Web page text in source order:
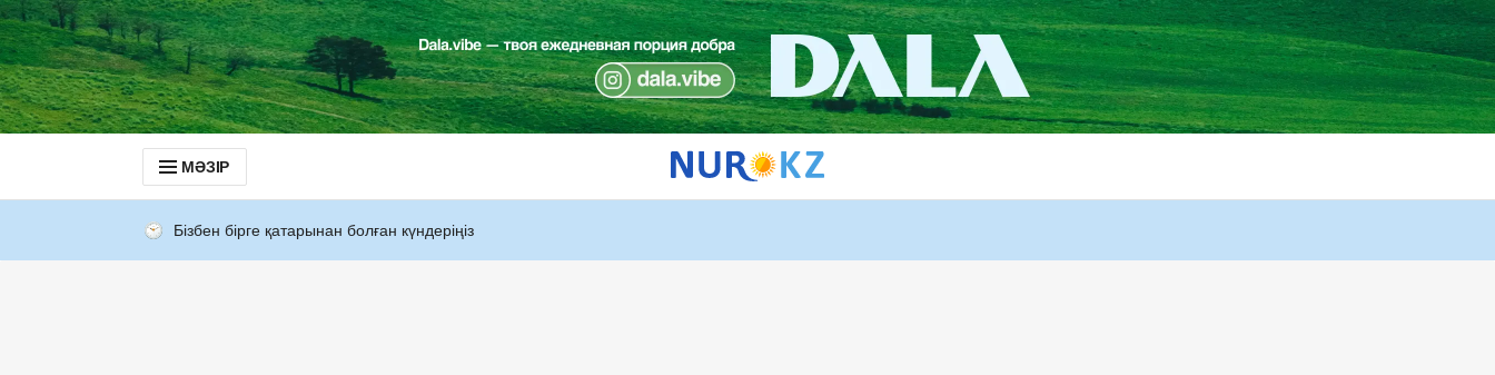
МӘЗІР
Бізбен бірге қатарынан болған күндеріңіз